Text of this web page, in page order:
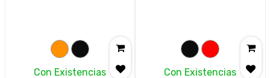
Con Existencias Con Existencias